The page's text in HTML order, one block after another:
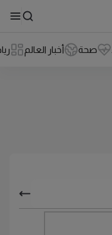
صحة أخبار العالم